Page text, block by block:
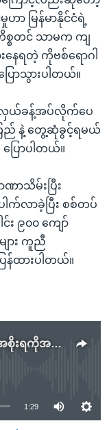
ာ မြန်မာနိုင်ငံရဲ့
စတင် သာမက ကျ
းနေရတဲ့ ကိုဗစ်ရောဂါ
ာသွားပါတယ်။
လှယ်ခန့်အပ်လိုက်ပေ
ြည် နဲ့ တွေ့ဆုံခွင့်ရမယ်
ောပါတယ်။
ဏာသိမ်းပြီး
က်လာခဲ့ပြီး စစ်တပ်
၉၀၀ ကျော်
ား ကူညီ
န်ထားပါတယ်။
အာဆီယံပူးတွဲ ကျေညာချက်သည် စစ်အစိုးရကိုအသိအမှတ်ပြုဖို့မဟုတ် (Suryodipuro, အင်ဒိုနိုင်ငံခြားရေးဝန်ကြီးဌာန)
1:29